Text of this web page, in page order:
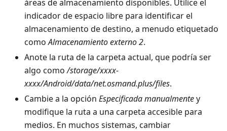
áreas de almacenamiento disponibles. Utilice el
indicador de espacio libre para identificar el
almacenamiento de destino, a menudo etiquetado
comoAlmacenamiento externo 2.
Anote la ruta de la carpeta actual, que podría ser
algo como/storage/xxxx-
xxxx/Android/data/net.osmand.plus/files.
Cambie a la opción Especificada manualmentey
modifique la ruta a una carpeta accesible para
medios. En muchos sistemas, cambiar